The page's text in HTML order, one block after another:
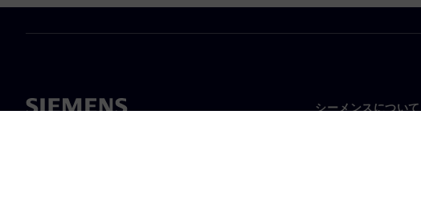
シーメンスについて